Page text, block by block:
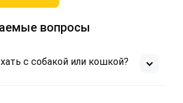
вопросы
с собакой или кошкой?